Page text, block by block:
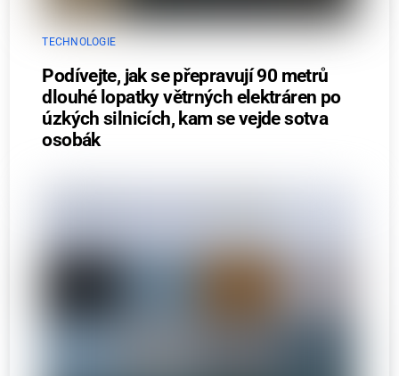
TECHNOLOGIE
Podívejte, jak se přepravují 90 metrů
dlouhé lopatky větrných elektráren po
úzkých silnicích, kam se vejde sotva
osobák